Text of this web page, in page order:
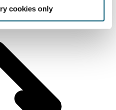
cookies only
Open Innovation Call